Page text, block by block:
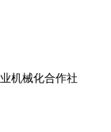
机械化合作社